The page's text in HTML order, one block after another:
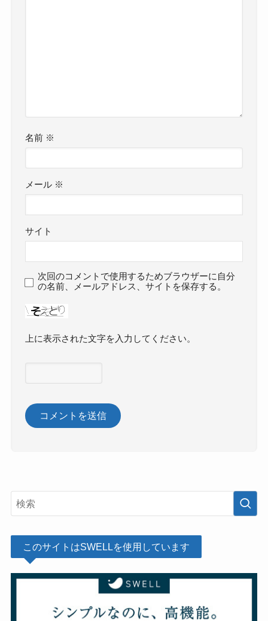
名前 ※
メール ※
サイト
次回のコメントで使用するためブラウザーに自分
の名前、メールアドレス、サイトを保存する。
上に表示された文字を入力してください。
このサイトはSWELLを使用しています